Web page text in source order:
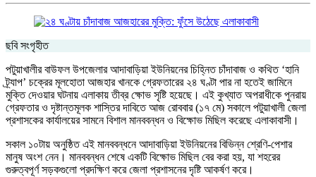
ছবি সংগৃহীত
পটুয়াখালীর বাউফল উপজেলার আদাবাড়িয়া ইউনিয়নের চিহ্নিত চাঁদাবাজ ও কথিত ‘হানি
ট্র্যাপ’ চক্রের মূলহোতা আজহার খানকে গ্রেফতারের ২৪ ঘণ্টা পার না হতেই জামিনে
মুক্তি দেওয়ার ঘটনায় এলাকায় তীব্র ক্ষোভ সৃষ্টি হয়েছে। এই কুখ্যাত অপরাধীকে পুনরায়
গ্রেফতার ও দৃষ্টান্তমূলক শাস্তির দাবিতে আজ রোববার (১৭ মে) সকালে পটুয়াখালী জেলা
প্রশাসকের কার্যালয়ের সামনে বিশাল মানববন্ধন ও বিক্ষোভ মিছিল করেছে এলাকাবাসী।
সকাল ১০টায় অনুষ্ঠিত এই মানববন্ধনে আদাবাড়িয়া ইউনিয়নের বিভিন্ন শ্রেণি-পেশার
মানুষ অংশ নেন। মানববন্ধন শেষে একটি বিক্ষোভ মিছিল বের করা হয়, যা শহরের
গুরুত্বপূর্ণ সড়কগুলো প্রদক্ষিণ করে জেলা প্রশাসনের দৃষ্টি আকর্ষণ করে।